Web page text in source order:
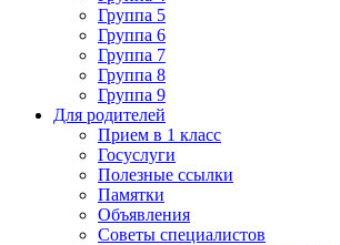
Группа 5
Группа 6
Группа 7
Группа 8
Группа 9
Для родителей
Прием в 1 класс
Госуслуги
Полезные ссылки
Памятки
Объявления
Советы специалистов